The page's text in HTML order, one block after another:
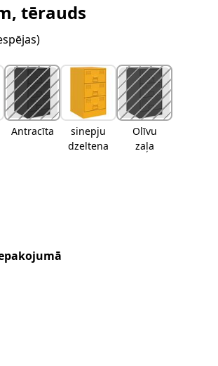
tērauds
Antracīta
sinepju
dzeltena
Olīvu
zaļa